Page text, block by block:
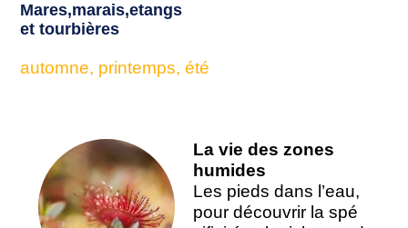
Mares,marais,etangs
et tourbières
automne, printemps, été
La vie des zones
humides
Les pieds dans l’eau,
pour découvrir la spé